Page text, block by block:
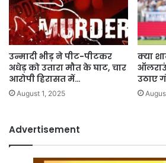
उन्मादी भीड़ ने पीट-पीटकर
अधेड़ को उतारा मौत के घाट, चार
आरोपी हिरासत में…
August 1, 2025
क्या
उठाए
Advertisement